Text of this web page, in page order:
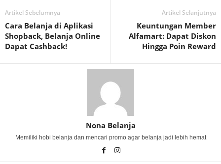
Artikel Sebelumnya
Cara Belanja di Aplikasi
Shopback, Belanja Online
Dapat Cashback!
Artikel Selanjutnya
Keuntungan Member
Alfamart: Dapat Diskon
Hingga Poin Reward
Nona Belanja
Memiliki hobi belanja dan mencari promo agar belanja jadi lebih hemat